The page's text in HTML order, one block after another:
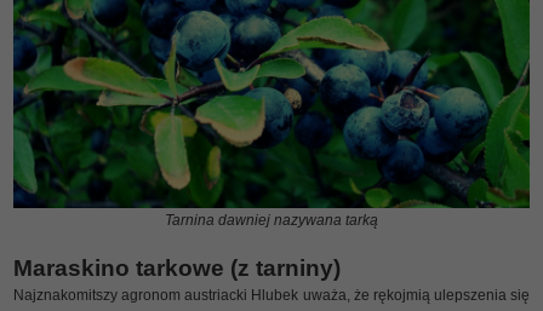
Tarnina dawniej nazywana tarką
Maraskino tarkowe (z tarniny)
Najznakomitszy agronom austriacki Hlubek uważa, że rękojmią ulepszenia się